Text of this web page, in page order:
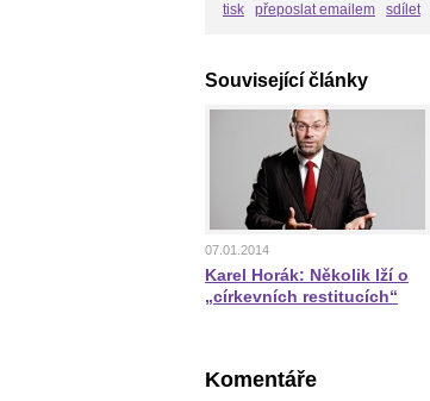
tisk přeposlat emailem sdílet
Související články
07.01.2014
Karel Horák: Několik lží o
„církevních restitucích“
Komentáře